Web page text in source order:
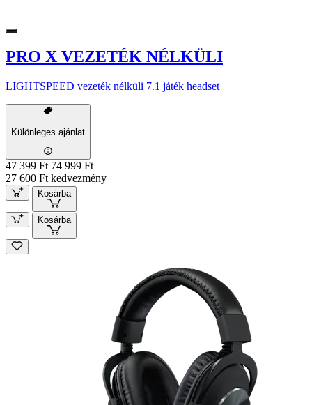
PRO X VEZETÉK NÉLKÜLI
LIGHTSPEED vezeték nélküli 7.1 játék headset
Különleges ajánlat
47 399 Ft 74 999 Ft
27 600 Ft kedvezmény
Kosárba
Kosárba